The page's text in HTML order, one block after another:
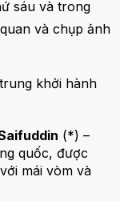
sáu và trong
và chụp ảnh
khởi hành
(*) –
quốc, được
mái vòm và